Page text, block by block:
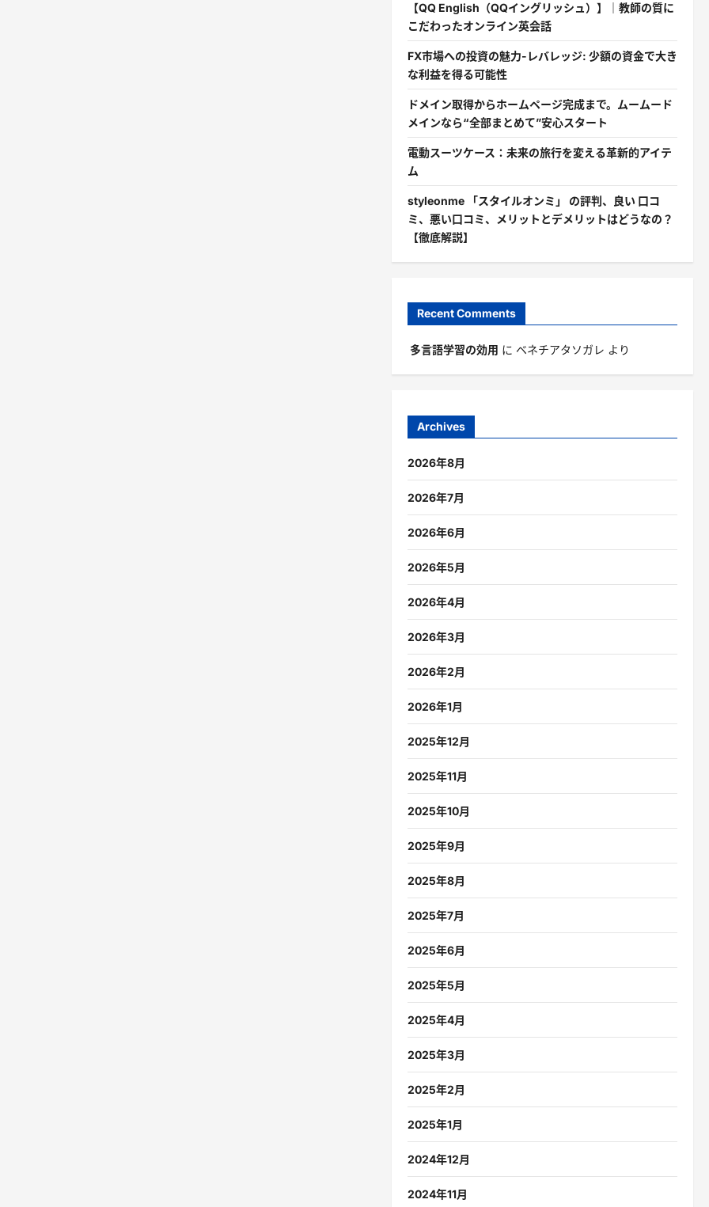
【QQ English（QQイングリッシュ）】｜教師の質に
こだわったオンライン英会話
FX市場への投資の魅力-レバレッジ: 少額の資金で大き
な利益を得る可能性
ドメイン取得からホームページ完成まで。ムームード
メインなら“全部まとめて”安心スタート
電動スーツケース：未来の旅行を変える革新的アイテ
ム
styleonme 「スタイルオンミ」 の評判、良い 口コ
ミ、悪い口コミ、メリットとデメリットはどうなの？
【徹底解説】
Recent Comments
多言語学習の効用 に ベネチアタソガレ より
Archives
2026年8月
2026年7月
2026年6月
2026年5月
2026年4月
2026年3月
2026年2月
2026年1月
2025年12月
2025年11月
2025年10月
2025年9月
2025年8月
2025年7月
2025年6月
2025年5月
2025年4月
2025年3月
2025年2月
2025年1月
2024年12月
2024年11月